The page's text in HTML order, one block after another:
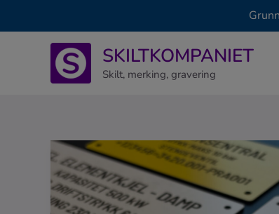
SKILTKOMPANIET
Skilt, merking, gravering